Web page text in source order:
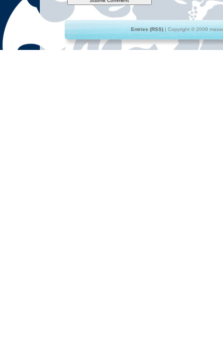
Entries (RSS) | Copyright © 2009